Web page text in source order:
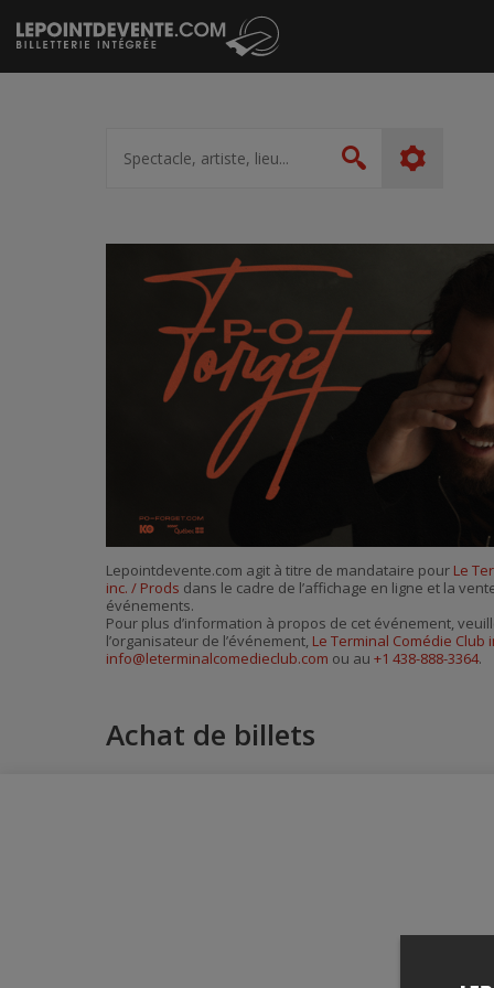
Passer
au
contenu
artiste,
lieu...
Rechercher
Lepointdevente.com agit à titre de mandataire pour Le
inc. / Prods dans le cadre de l’affichage en ligne et la
événements.
Pour plus d’information à propos de cet événement,
l’organisateur de l’événement, Le Terminal Comédie Club
info@leterminalcomedieclub.com ou au +1 438-888-3364.
Achat de billets